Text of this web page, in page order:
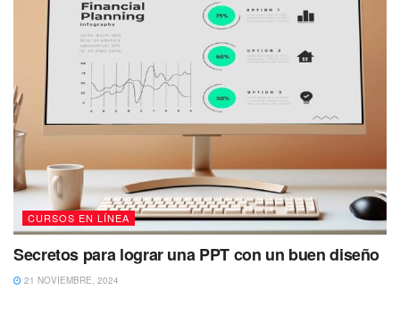
CURSOS EN LÍNEA
Secretos para lograr una PPT con un buen diseño
21 NOVIEMBRE, 2024